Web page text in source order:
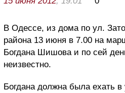
В Одессе, из дома по ул.
района 13 июня в 7.00 на
Богдана Шишова и по сей
неизвестно.
Богдана должна была ехать в